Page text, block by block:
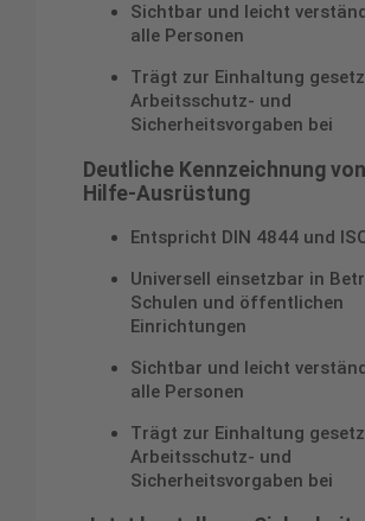
Sichtbar und leicht
alle Personen
Trägt zur Einhaltung
Arbeitsschutz- und
Sicherheitsvorgaben bei
Deutliche Kennzeichnung
Hilfe-Ausrüstung
Entspricht DIN 4844 und
Universell einsetzbar in
Schulen und öffentlichen
Einrichtungen
Sichtbar und leicht
alle Personen
Trägt zur Einhaltung
Arbeitsschutz- und
Sicherheitsvorgaben bei